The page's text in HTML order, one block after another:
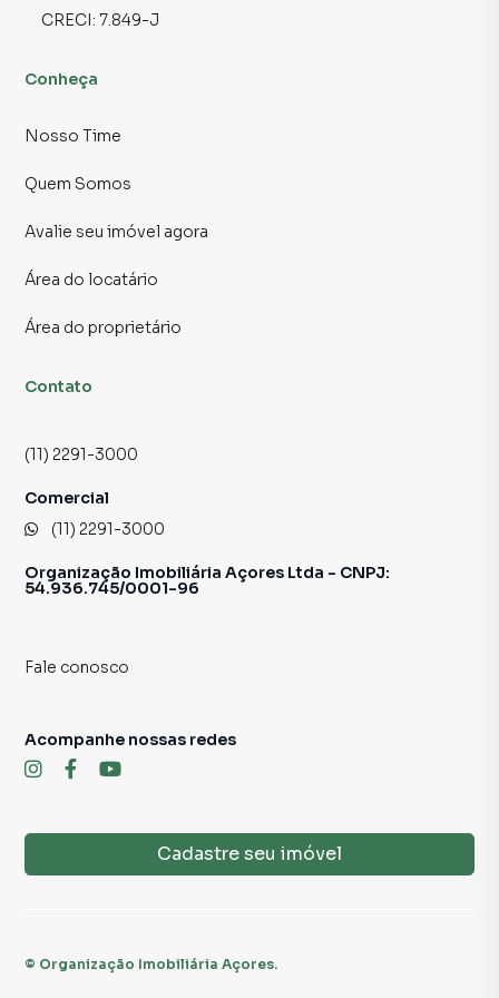
CRECI: 7.849-J
Conheça
Nosso Time
Quem Somos
Avalie seu imóvel agora
Área do locatário
Área do proprietário
Contato
(11) 2291-3000
Comercial
(11) 2291-3000
Organização Imobiliária Açores Ltda - CNPJ:
54.936.745/0001-96
Fale conosco
Cadastre seu imóvel
Acompanhe nossas redes
© Organização Imobiliária Açores.